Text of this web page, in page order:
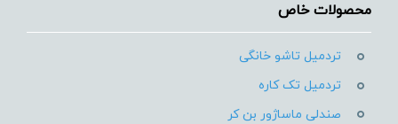
محصولات خاص
تردمیل تاشو خانگی
تردمیل تک کاره
صندلی ماساژور بن کر